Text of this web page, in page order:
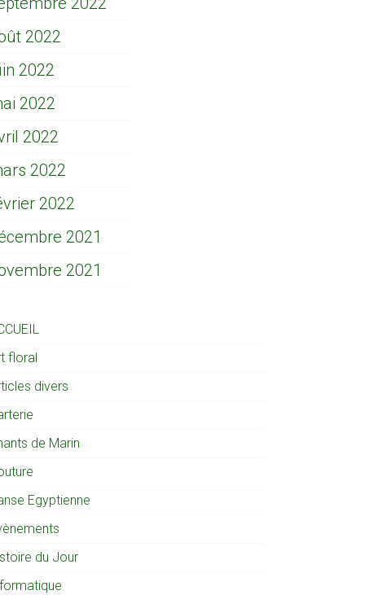
2022
2022
2022
2022
2022
2022
2021
2021
floral
divers
de Marin
Egyptienne
du Jour